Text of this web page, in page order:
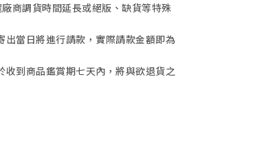
商調貨時間延長或絕版、缺貨等特殊
當日將進行請款，實際請款金額即為
到商品鑑賞期七天內，將與欲退貨之